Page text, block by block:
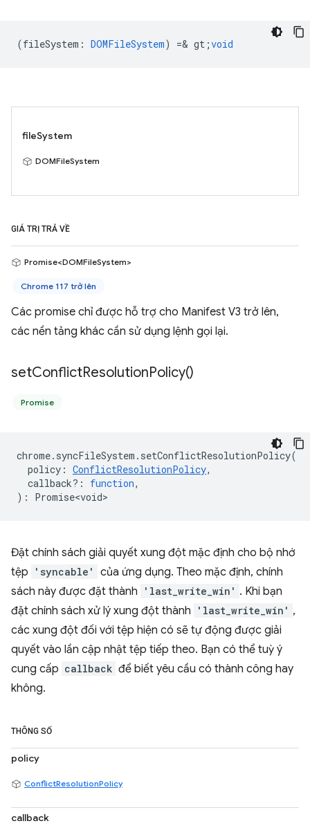
(fileSystem : DOMFileSystem) =& gt;void
fileSystem
DOMFileSystem
GIÁ TRỊ TRẢ VỀ
Promise<DOMFileSystem>
Chrome 117 trở lên
Các promise chỉ được hỗ trợ cho Manifest V3 trở lên,
các nền tảng khác cần sử dụng lệnh gọi lại.
setConflictResolutionPolicy()
Promise
chrome. syncFileSystem . setConflictResolutionPolicy(
policy : ConflictResolutionPolicy,
callback? : function,
) : Promise<void>
Đặt chính sách giải quyết xung đột mặc định cho bộ nhớ
tệp
'syncable'
của ứng dụng. Theo mặc định, chính
sách này được đặt thành
'last_write_win' . Khi bạn
đặt chính sách xử lý xung đột thành
'last_write_win' ,
các xung đột đối với tệp hiện có sẽ tự động được giải
quyết vào lần cập nhật tệp tiếp theo. Bạn có thể tuỳ ý
cung cấp callback để biết yêu cầu có thành công hay
không.
THÔNG SỐ
policy
ConflictResolutionPolicy
callback